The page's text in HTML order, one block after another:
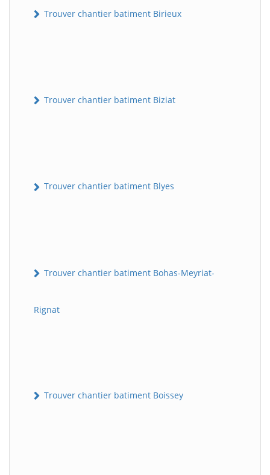
Trouver chantier batiment Birieux
Trouver chantier batiment Biziat
Trouver chantier batiment Blyes
Trouver chantier batiment Bohas-Meyriat-
Rignat
Trouver chantier batiment Boissey